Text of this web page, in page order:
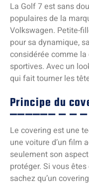
La Golf 7 est sans
populaires de la
Volkswagen. Petite-
pour sa dynamique,
considérée comme
sportives. Avec un
qui fait tourner les
Principe du
Le covering est une
une voiture d’un film
seulement son
protéger. Si vous
sachez qu’un